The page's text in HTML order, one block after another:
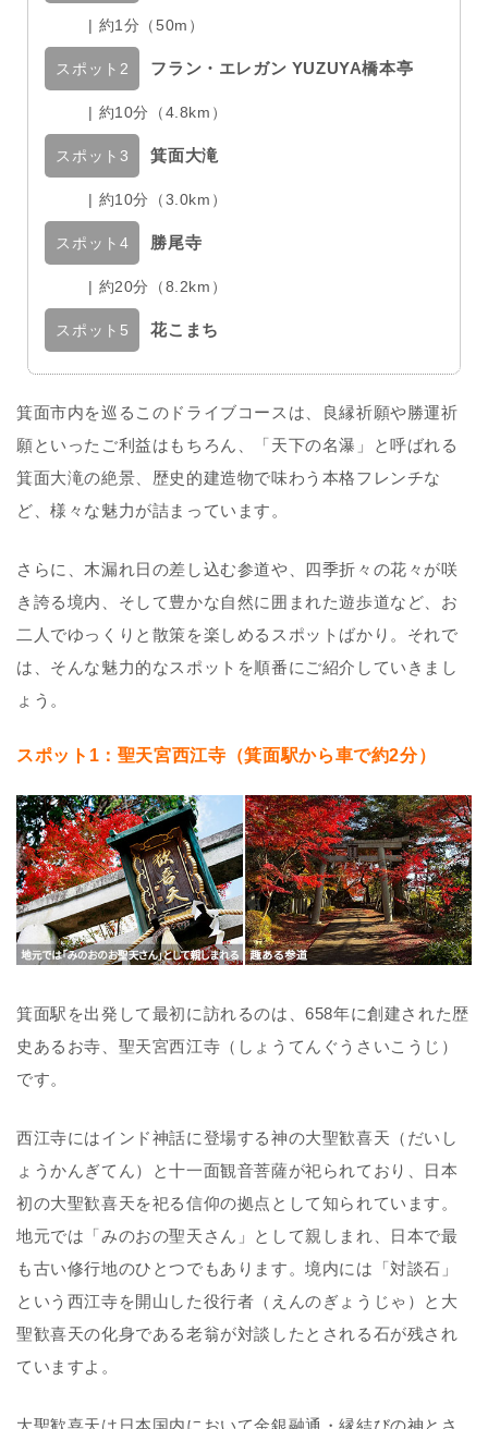
| 約1分（50m）
スポット2 フラン・エレガン YUZUYA橋本亭
| 約10分（4.8km）
スポット3 箕面大滝
| 約10分（3.0km）
スポット4 勝尾寺
| 約20分（8.2km）
スポット5 花こまち
箕面市内を巡るこのドライブコースは、良縁祈願や勝運祈
願といったご利益はもちろん、「天下の名瀑」と呼ばれる
箕面大滝の絶景、歴史的建造物で味わう本格フレンチな
ど、様々な魅力が詰まっています。
さらに、木漏れ日の差し込む参道や、四季折々の花々が咲
き誇る境内、そして豊かな自然に囲まれた遊歩道など、お
二人でゆっくりと散策を楽しめるスポットばかり。それで
は、そんな魅力的なスポットを順番にご紹介していきまし
ょう。
スポット1：聖天宮西江寺（箕面駅から車で約2分）
箕面駅を出発して最初に訪れるのは、658年に創建された歴
史あるお寺、聖天宮西江寺（しょうてんぐうさいこうじ）
です。
西江寺にはインド神話に登場する神の大聖歓喜天（だいし
ょうかんぎてん）と十一面観音菩薩が祀られており、 日本
初の大聖歓喜天を祀る信仰の拠点 として知られています。
地元では「みのおの聖天さん」として親しまれ、
日本で最
も古い修行地のひとつでもあります。境内には「対談石」
という西江寺を開山した役行者（えんのぎょうじゃ）と大
聖歓喜天の化身である老翁が対談したとされる石が残され
ていますよ。
大聖歓喜天は日本国内において金銀融通・縁結びの神とさ